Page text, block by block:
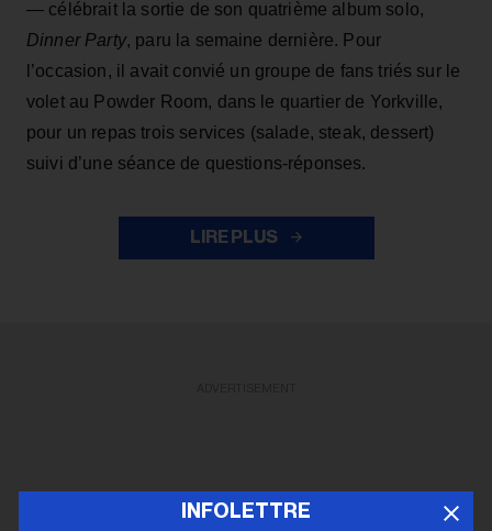
INFOLETTRE
— célébrait la sortie de son quatrième album solo,
Dinner Party, paru la semaine dernière. Pour
l’occasion, il avait convié un groupe de fans triés sur le
volet au Powder Room, dans le quartier de Yorkville,
pour un repas trois services (salade, steak, dessert)
suivi d’une séance de questions-réponses.
LIRE PLUS